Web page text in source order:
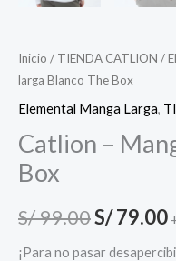
Inicio / TIENDA CATLION /
larga Blanco The Box
Elemental Manga Larga,
Catlion –
Box
S/99.00S/79.00
¡Para no pasar